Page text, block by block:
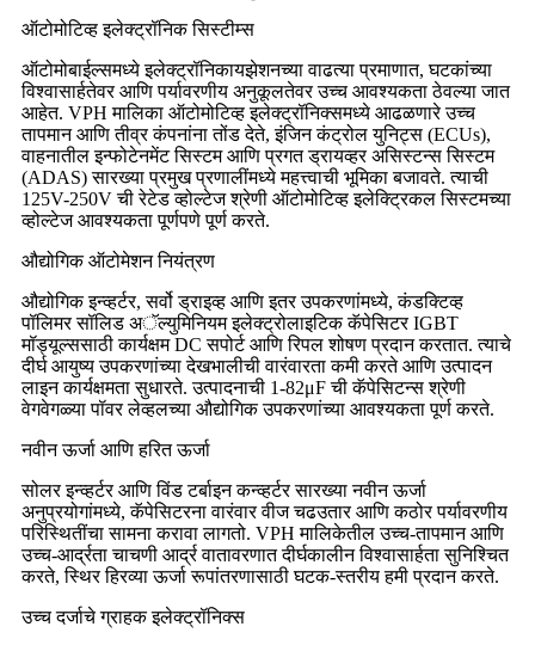
ऑटोमोटिव्ह इलेक्ट्रॉनिक सिस्टीम्स
ऑटोमोबाईल्समध्ये इलेक्ट्रॉनिकायझेशनच्या वाढत्या प्रमाणात, घटकांच्या
विश्वासार्हतेवर आणि पर्यावरणीय अनुकूलतेवर उच्च आवश्यकता ठेवल्या जात
आहेत. VPH मालिका ऑटोमोटिव्ह इलेक्ट्रॉनिक्समध्ये आढळणारे उच्च
तापमान आणि तीव्र कंपनांना तोंड देते, इंजिन कंट्रोल युनिट्स (ECUs),
वाहनातील इन्फोटेनमेंट सिस्टम आणि प्रगत ड्रायव्हर असिस्टन्स सिस्टम
(ADAS) सारख्या प्रमुख प्रणालींमध्ये महत्त्वाची भूमिका बजावते. त्याची
125V-250V ची रेटेड व्होल्टेज श्रेणी ऑटोमोटिव्ह इलेक्ट्रिकल सिस्टमच्या
व्होल्टेज आवश्यकता पूर्णपणे पूर्ण करते.
औद्योगिक ऑटोमेशन नियंत्रण
औद्योगिक इन्व्हर्टर, सर्वो ड्राइव्ह आणि इतर उपकरणांमध्ये, कंडक्टिव्ह
पॉलिमर सॉलिड अॅल्युमिनियम इलेक्ट्रोलाइटिक कॅपेसिटर IGBT
मॉड्यूल्ससाठी कार्यक्षम DC सपोर्ट आणि रिपल शोषण प्रदान करतात. त्याचे
दीर्घ आयुष्य उपकरणांच्या देखभालीची वारंवारता कमी करते आणि उत्पादन
लाइन कार्यक्षमता सुधारते. उत्पादनाची 1-82μF ची कॅपेसिटन्स श्रेणी
वेगवेगळ्या पॉवर लेव्हलच्या औद्योगिक उपकरणांच्या आवश्यकता पूर्ण करते.
नवीन ऊर्जा आणि हरित ऊर्जा
सोलर इन्व्हर्टर आणि विंड टर्बाइन कन्व्हर्टर सारख्या नवीन ऊर्जा
अनुप्रयोगांमध्ये, कॅपेसिटरना वारंवार वीज चढउतार आणि कठोर पर्यावरणीय
परिस्थितींचा सामना करावा लागतो. VPH मालिकेतील उच्च-तापमान आणि
उच्च-आर्द्रता चाचणी आर्द्र वातावरणात दीर्घकालीन विश्वासार्हता सुनिश्चित
करते, स्थिर हिरव्या ऊर्जा रूपांतरणासाठी घटक-स्तरीय हमी प्रदान करते.
उच्च दर्जाचे ग्राहक इलेक्ट्रॉनिक्स